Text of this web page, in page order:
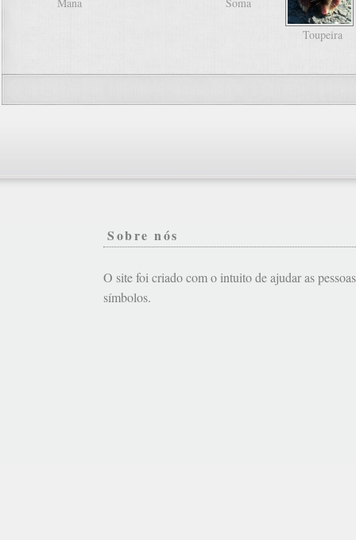
Toupeira
Sobre nós
O site foi criado com o intuito de ajudar as
símbolos.